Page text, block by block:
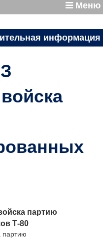
Меню
информация
партию
Т-80
партию